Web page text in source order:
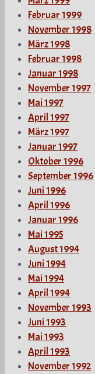
Februar 1999
November 1998
März 1998
Februar 1998
Januar 1998
November 1997
Mai 1997
April 1997
März 1997
Januar 1997
Oktober 1996
September 1996
Juni 1996
April 1996
Januar 1996
Mai 1995
August 1994
Juni 1994
Mai 1994
April 1994
November 1993
Juni 1993
Mai 1993
April 1993
November 1992